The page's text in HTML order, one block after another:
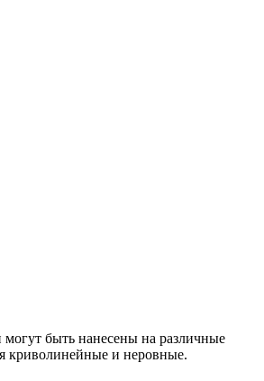
быть нанесены на различные
криволинейные и неровные.